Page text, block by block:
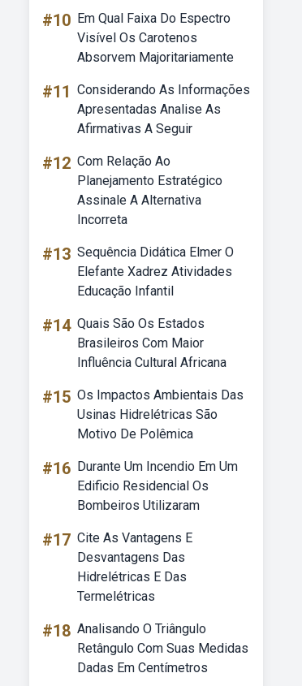
#10 Em Qual Faixa Do Espectro
Visível Os Carotenos
Absorvem Majoritariamente
#11 Considerando As Informações
Apresentadas Analise As
Afirmativas A Seguir
#12 Com Relação Ao
Planejamento Estratégico
Assinale A Alternativa
Incorreta
#13 Sequência Didática Elmer O
Elefante Xadrez Atividades
Educação Infantil
#14 Quais São Os Estados
Brasileiros Com Maior
Influência Cultural Africana
#15 Os Impactos Ambientais Das
Usinas Hidrelétricas São
Motivo De Polêmica
#16 Durante Um Incendio Em Um
Edificio Residencial Os
Bombeiros Utilizaram
#17 Cite As Vantagens E
Desvantagens Das
Hidrelétricas E Das
Termelétricas
#18 Analisando O Triângulo
Retângulo Com Suas Medidas
Dadas Em Centímetros